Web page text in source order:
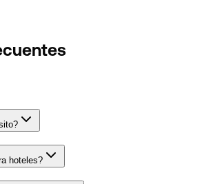
hoteles?